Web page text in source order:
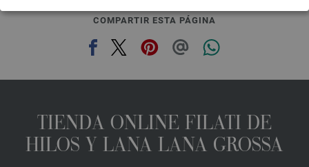
COMPARTIR ESTA PÁGINA
TIENDA ONLINE FILATI DE
HILOS Y LANA LANA GROSSA